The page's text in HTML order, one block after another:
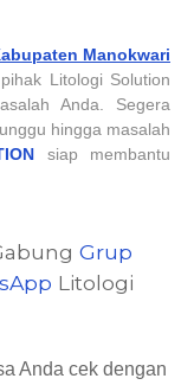
Manokwari
Litologi Solution
Anda. Segera
hingga masalah
siap membantu
Grup
Litologi
Anda cek dengan